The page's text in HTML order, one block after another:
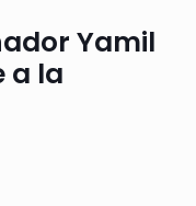
Yamil
a la